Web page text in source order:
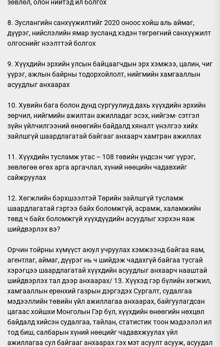
зөвлөл, олон нийтэд ил болгох
8. Зуслангийн санхүүжилтийг 2020 оноос хойш аль аймаг,
дүүрэг, нийслэлийн ямар зусланд хэдэн төгрөгний санхүүжилт
олгоснийг нээлттэй болгох
9. Хүүхдийн эрхийн улсын байцаагчдын эрх хэмжээ, цалин, чиг
үүрэг, ажлын байрны тодорхойлолт, нийгмийн хамгааллын
асуудлыг анхаарах
10. Хувийн бага болон дунд сургуулиуд дахь хүүхдийн эрхийн
зөрчил, нийгмийн ажилтан ажилладаг эсэх, нийгэм- сэтгэл
зүйн үйлчилгээний өнөөгийн байдалд хяналт үнэлгээ хийх
зайлшгүй шаардлагатай байгааг анхаарч хамтран ажиллах
11. Хүүхдийн тусламж утас – 108 төвийн үндсэн чиг үүрэг,
зөвлөгөө өгөх арга аргачлал, хүний нөөцийн чадавхийг
сайжруулах
12. Хөгжлийн бэрхшээлтэй Төрийн зайлшгүй тусламж
шаардлагатай гэртээ байх боломжгүй, асрамж, халамжийн
төвд ч байх боломжгүй хүүхдүүдийн асуудлыг хэрхэн яаж
шийдвэрлэх вэ?
Орчин тойрны хүмүүст аюул учруулах хэмжээнд байгаа яам,
агентлаг, аймаг, дүүрэг нь ч шийдэж чадахгүй байгаа тусгай
хэрэгцээ шаардлагатай хүүхдийн асуудлыг анхаарч нааштай
шийдвэрлэх тал дээр анхаарах/ 13. Хүүхэд гэр бүлийн хөгжил,
хамгааллын ерөнхий газрын дэргэдэх Сургалт, судалгаа
мэдээллийн төвийн үйл ажиллагаа анхаарах, байгуулагдсан
цагаас хойшхи Монголын Гэр бүл, хүүхдийн өнөөгийн нөхцөл
байдалд хийсэн судалгаа, тайлан, статистик тоон мэдээлэл ил
тод биш, салбарын хүний нөөцийг чадавхжуулах үйл
ажиллагаа сул байгааг анхаарах гэх мэт асуулт асууж, асуудал